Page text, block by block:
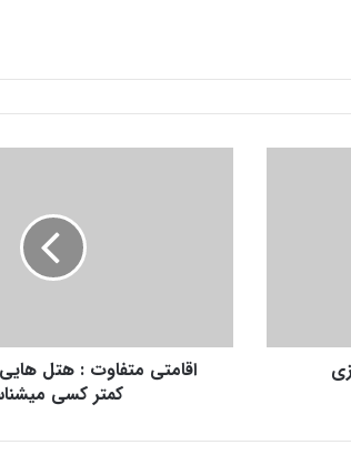
ف
:
اقامتی متفاوت : هتل
کمتر کسی